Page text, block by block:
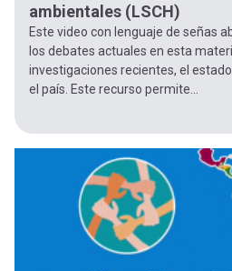
ambientales (LSCH)
Este video con lenguaje de señas
los debates actuales en esta
investigaciones recientes, el
el país. Este recurso permite...